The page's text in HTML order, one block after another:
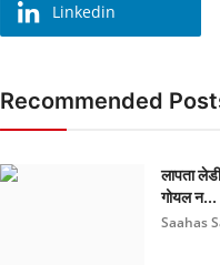
Linkedin
Recommended
लापता
गोयल न...
Saahas